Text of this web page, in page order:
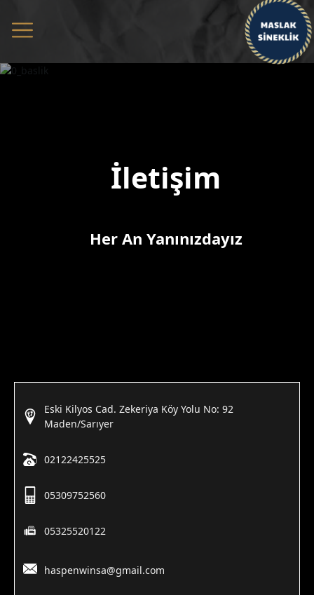
İletişim
Her An Yanınızdayız
Eski Kilyos Cad. Zekeriya Köy Yolu No: 92
Maden/Sarıyer
02122425525
05309752560
05325520122
haspenwinsa@gmail.com